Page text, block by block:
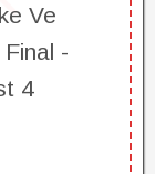
Ve
Final -
4